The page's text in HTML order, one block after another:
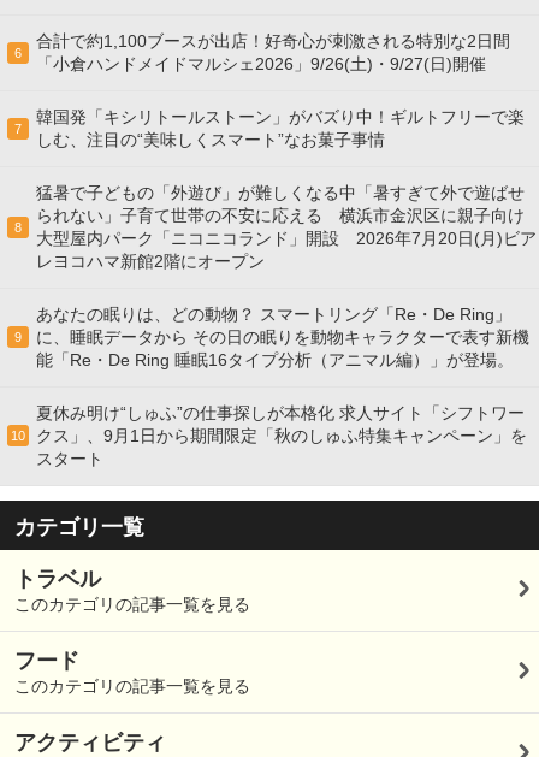
6
合計で約1,100ブースが出店！好奇心が刺激される特別な2日間
「小倉ハンドメイドマルシェ2026」9/26(土)・9/27(日)開催
7
韓国発「キシリトールストーン」がバズり中！ギルトフリーで楽
しむ、注目の“美味しくスマート”なお菓子事情
8
猛暑で子どもの「外遊び」が難しくなる中「暑すぎて外で遊ばせ
られない」子育て世帯の不安に応える 横浜市金沢区に親子向け
大型屋内パーク「ニコニコランド」開設 2026年7月20日(月)ビア
レヨコハマ新館2階にオープン
9
あなたの眠りは、どの動物？ スマートリング「Re・De Ring」
に、睡眠データから その日の眠りを動物キャラクターで表す新機
能「Re・De Ring 睡眠16タイプ分析（アニマル編）」が登場。
10
夏休み明け“しゅふ”の仕事探しが本格化 求人サイト「シフトワー
クス」、9月1日から期間限定「秋のしゅふ特集キャンペーン」を
スタート
カテゴリ一覧
トラベル
このカテゴリの記事一覧を見る
フード
このカテゴリの記事一覧を見る
アクティビティ